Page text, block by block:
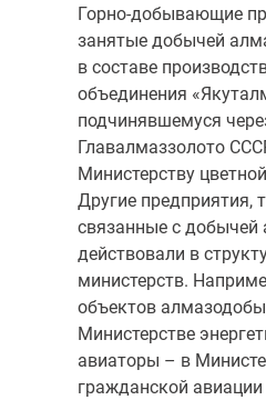
Горно-добывающие
занятые добычей
в составе
объединения
подчинявшемуся
Главалмаззолото
Министерству
Другие предприятия,
связанные с добычей
действовали в
министерств.
объектов
Министерстве
авиаторы – в
гражданской